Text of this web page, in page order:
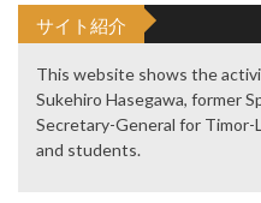
サイト紹介
This website shows the
Sukehiro Hasegawa, former
Secretary-General for Timor-
and students.